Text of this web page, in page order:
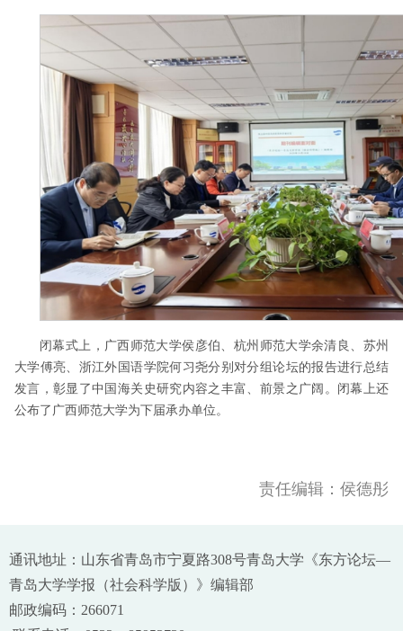
闭幕式上，广西师范大学侯彦伯、杭州师范大学余清良、苏州
大学傅亮、浙江外国语学院何习尧分别对分组论坛的报告进行总结
发言，彰显了中国海关史研究内容之丰富、前景之广阔。闭幕上还
公布了广西师范大学为下届承办单位。
责任编辑：侯德彤
通讯地址：山东省青岛市宁夏路308号青岛大学《东方论坛—
青岛大学学报（社会科学版）》编辑部
邮政编码：266071